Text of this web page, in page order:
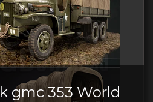
gmc 353 World